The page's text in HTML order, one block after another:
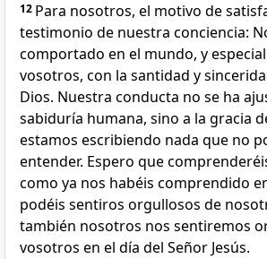
12 Para nosotros, el motivo de
testimonio de nuestra conciencia:
comportado en el mundo, y
vosotros, con la santidad y
Dios. Nuestra conducta no se ha
sabiduría humana, sino a la gracia
estamos escribiendo nada que no
entender. Espero que
como ya nos habéis comprendido
podéis sentiros orgullosos de
también nosotros nos sentiremos
vosotros en el día del Señor Jesús.